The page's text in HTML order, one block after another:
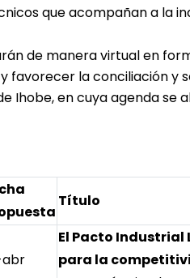
que acompañan a la
de manera virtual en
favorecer la conciliación y
Ihobe, en cuya agenda
Título
abr
El Pacto Industrial
para la